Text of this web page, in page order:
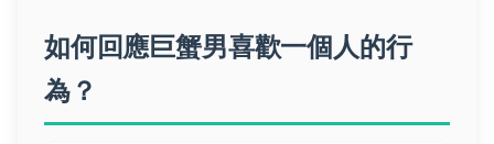
如何回應巨蟹男喜歡一個人的行
為？